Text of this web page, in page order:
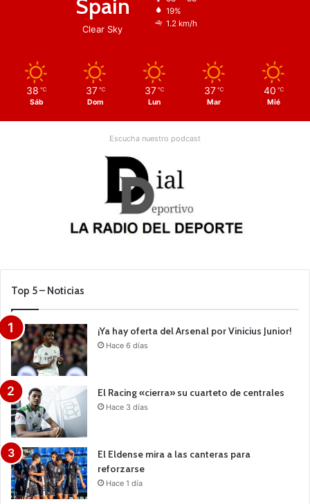
Spain
Clear Sky
19%
1.2 km/h
38 ℃
Sáb
37 ℃
Dom
37 ℃
Lun
37 ℃
Mar
40 ℃
Mié
Escucha nuestro podcast
Top 5 – Noticias
¡Ya hay oferta del Arsenal por Vinicius Junior!
Hace 6 días
El Racing «cierra» su cuarteto de centrales
Hace 3 días
El Eldense mira a las canteras para
reforzarse
Hace 1 día